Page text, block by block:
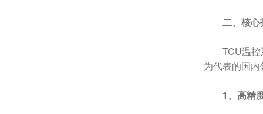
二、核
TCU温
为代表的国
1、高精